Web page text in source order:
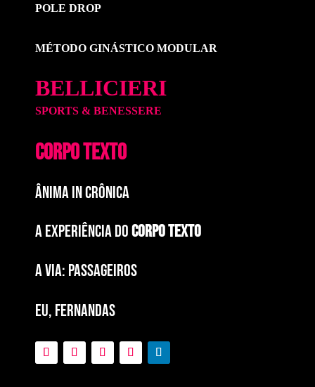
POLE DROP
MÉTODO GINÁSTICO MODULAR
BELLICIERI
SPORTS & BENESSERE
CORPO TEXTO
ÂNIMA IN CRÔNICA
A EXPERIÊNCIA DOCORPO TEXTO
a via: paSSAGEIROS
EU, FERNANDAS